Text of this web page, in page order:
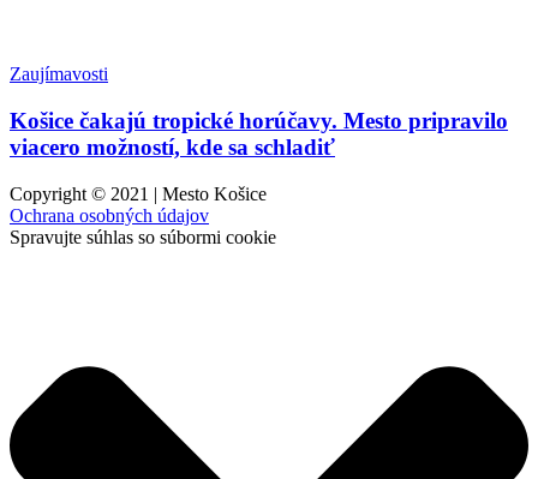
Zaujímavosti
Košice čakajú tropické horúčavy. Mesto pripravilo
viacero možností, kde sa schladiť
Copyright © 2021 | Mesto Košice
Ochrana osobných údajov
Spravujte súhlas so súbormi cookie